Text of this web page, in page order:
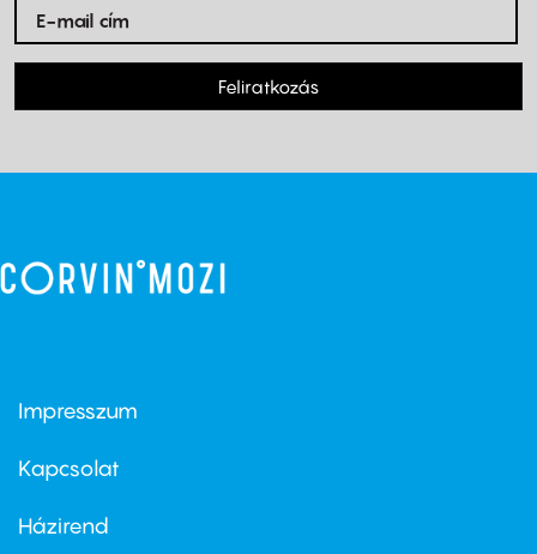
Feliratkozás
Footer
first
Impresszum
Kapcsolat
Footer
Házirend